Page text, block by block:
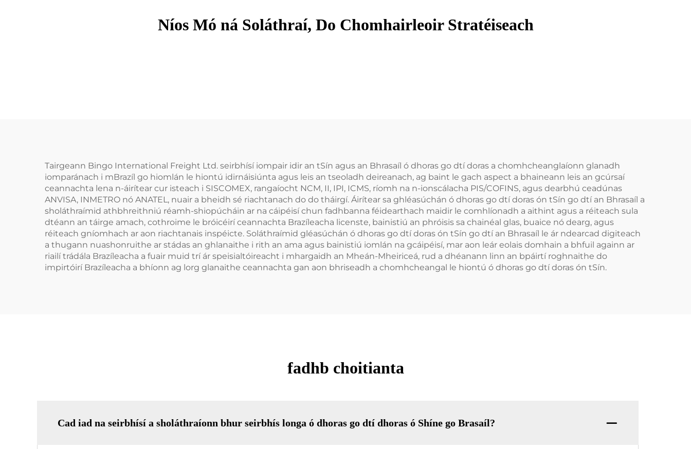
Níos Mó ná Soláthraí, Do Chomhairleoir Stratéiseach
Tairgeann Bingo International Freight Ltd. seirbhísí iompair idir an tSín agus an Bhrasaíl ó dhoras go dtí doras a chomhcheanglaíonn glanadh
iomparánach i mBrazíl go hiomlán le hiontú idirnáisiúnta agus leis an tseoladh deireanach, ag baint le gach aspect a bhaineann leis an gcúrsaí
ceannachta lena n-áirítear cur isteach i SISCOMEX, rangaíocht NCM, II, IPI, ICMS, ríomh na n-ionscálacha PIS/COFINS, agus dearbhú ceadúnas
ANVISA, INMETRO nó ANATEL, nuair a bheidh sé riachtanach do do tháirgí. Áirítear sa ghléasúchán ó dhoras go dtí doras ón tSín go dtí an Bhrasaíl a
sholáthraímid athbhreithniú réamh-shiopúcháin ar na cáipéisí chun fadhbanna féidearthach maidir le comhlíonadh a aithint agus a réiteach sula
dtéann an táirge amach, cothroime le bróicéirí ceannachta Brazíleacha licenste, bainistiú an phróisis sa chainéal glas, buaice nó dearg, agus
réiteach gníomhach ar aon riachtanais inspéicte. Soláthraímid gléasúchán ó dhoras go dtí doras ón tSín go dtí an Bhrasaíl le ár ndearcad digiteach
a thugann nuashonruithe ar stádas an ghlanaithe i rith an ama agus bainistiú iomlán na gcáipéisí, mar aon leár eolais domhain a bhfuil againn ar
riailí trádála Brazíleacha a fuair muid trí ár speisialtóireacht i mhargaidh an Mheán-Mheiriceá, rud a dhéanann linn an bpáirtí roghnaithe do
impirtóirí Brazíleacha a bhíonn ag lorg glanaithe ceannachta gan aon bhriseadh a chomhcheangal le hiontú ó dhoras go dtí doras ón tSín.
fadhb choitianta
Cad iad na seirbhísí a sholáthraíonn bhur seirbhís longa ó dhoras go dtí dhoras ó Shíne go Brasaíl?